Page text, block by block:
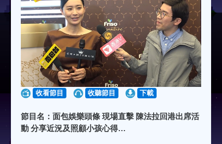
收看節目 收聽節目 下載
節目名：面包娛樂頭條 現場直擊 陳法拉回港出席活
動 分享近況及照顧小孩心得…